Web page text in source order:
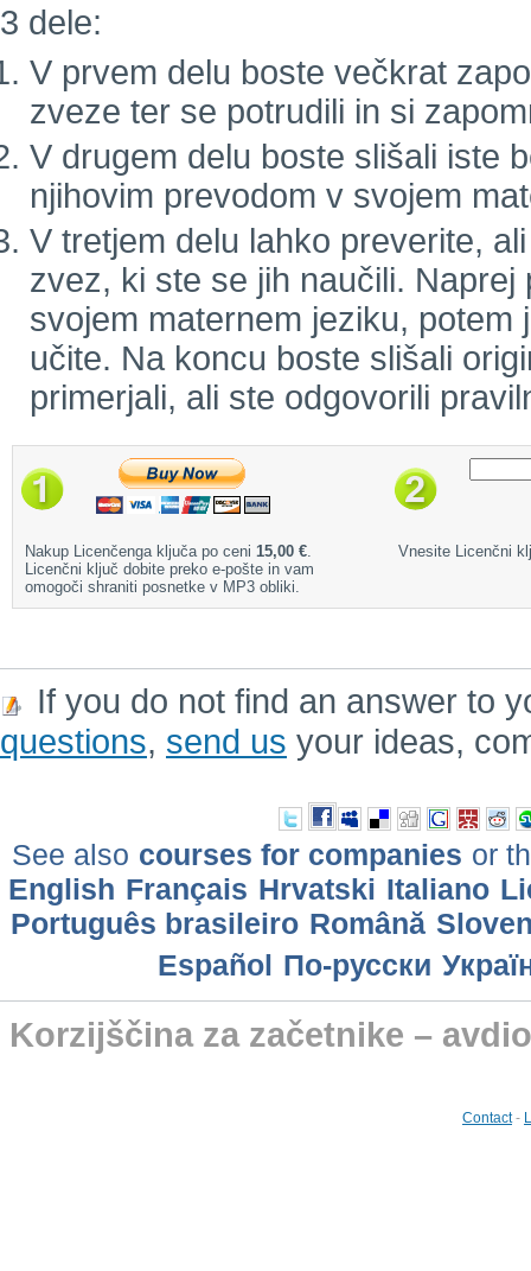
3 dele:
V prvem delu boste večkrat
zveze ter se potrudili in si
V drugem delu boste slišali iste
njihovim prevodom v svojem
V tretjem delu lahko preverite,
zvez, ki ste se jih naučili.
svojem maternem jeziku,
učite. Na koncu boste slišali
primerjali, ali ste odgovorili
Nakup Licenčenga ključa po ceni 15,00 €.
Licenčni ključ dobite preko e-pošte in vam
omogoči shraniti posnetke v MP3 obliki.
Vnesite Licenčni
If you do not find an answer to
questions, send us your ideas,
See also courses for companies or
English Français Hrvatski Italiano
Português brasileiro Română
Еspañol По-русски
Korzijščina za začetnike –
Contact-